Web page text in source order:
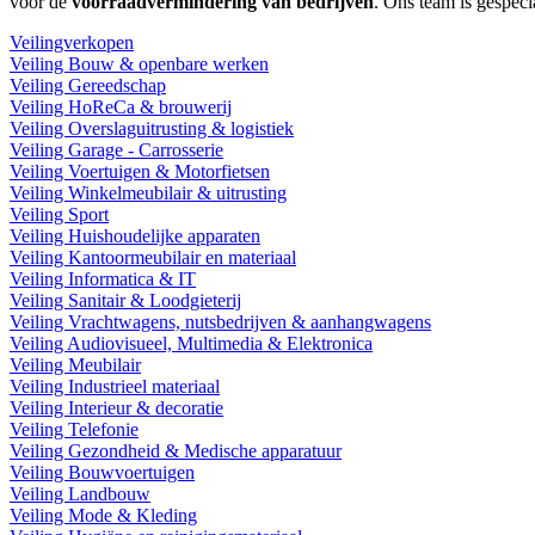
Veilingverkopen
Veiling Bouw & openbare werken
Veiling Gereedschap
Veiling HoReCa & brouwerij
Veiling Overslaguitrusting & logistiek
Veiling Garage - Carrosserie
Veiling Voertuigen & Motorfietsen
Veiling Winkelmeubilair & uitrusting
Veiling Sport
Veiling Huishoudelijke apparaten
Veiling Kantoormeubilair en materiaal
Veiling Informatica & IT
Veiling Sanitair & Loodgieterij
Veiling Vrachtwagens, nutsbedrijven & aanhangwagens
Veiling Audiovisueel, Multimedia & Elektronica
Veiling Meubilair
Veiling Industrieel materiaal
Veiling Interieur & decoratie
Veiling Telefonie
Veiling Gezondheid & Medische apparatuur
Veiling Bouwvoertuigen
Veiling Landbouw
Veiling Mode & Kleding